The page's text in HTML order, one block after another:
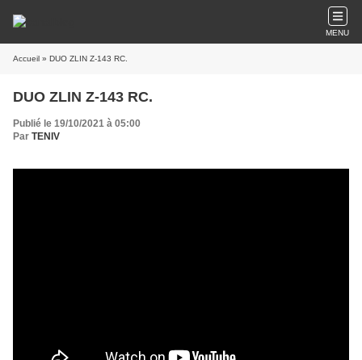
MENU
Accueil » DUO ZLIN Z-143 RC.
DUO ZLIN Z-143 RC.
Publié le 19/10/2021 à 05:00
Par TENIV